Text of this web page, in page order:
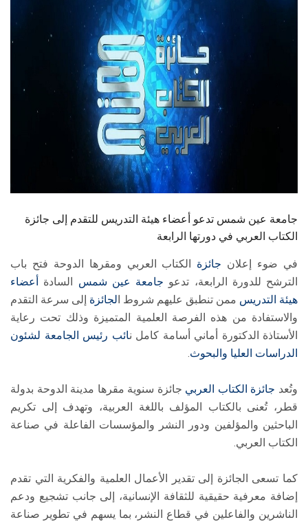
هيئة التدريس
الزائـرون
سجل الان
جامعة عين شمس تدعو أعضاء هيئة التدريس للتقدم إلى جائزة
الكتاب العربي في دورتها الرابعة
في ضوء إعلان جائزة الكتاب العربي ومقرها الدوحة فتح باب
الترشح للدورة الرابعة، تدعو جامعة عين شمس السادة
أعضاء
هيئة التدريس ممن تنطبق عليهم شروط ا لجائزة إلى سرعة التقدم
والاستفادة من هذه الفرصة العلمية المتميزة وذلك تحت رعاية
الأستاذة الدكتورة أماني أسامة كامل نائب رئيس الجامعة لشئون
الدراسات العليا والبحوث.
وتُعد جائزة الكتاب العربي جائزة سنوية مقرها مدينة الدوحة بدولة
قطر، تُعنى بالكتاب المؤلف باللغة العربية، وتهدف إلى تكريم
الباحثين والمؤلفين ودور النشر والمؤسسات الفاعلة في صناعة
الكتاب العربي.
كما تسعى الجائزة إلى تقدير الأعمال العلمية والفكرية التي تقدم
إضافة معرفية حقيقية للثقافة الإنسانية، إلى جانب تشجيع ودعم
الناشرين والفاعلين في قطاع النشر، بما يسهم في تطوير صناعة